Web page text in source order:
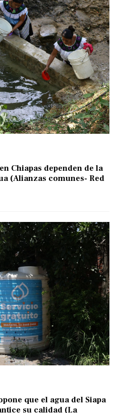
Chiapas dependen de la
(Alianzas comunes- Red
que el agua del Siapa
su calidad (La